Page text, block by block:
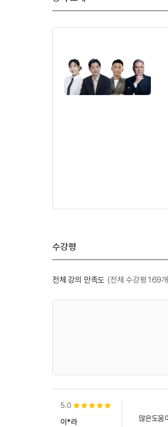
수강평
전체 강의 만족도 (전체 수강평169
5.0 별점 5개
이*라
많은도움